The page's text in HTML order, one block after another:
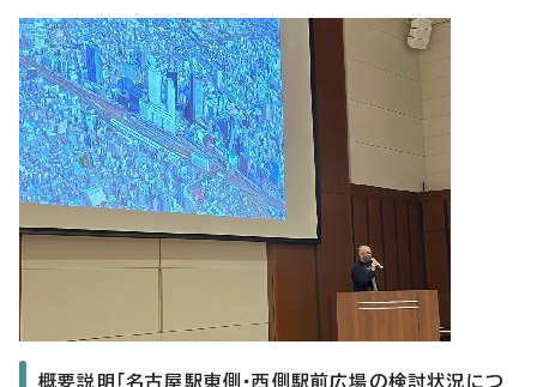
概要説明「名古屋駅東側・西側駅前広場の検討状況につ